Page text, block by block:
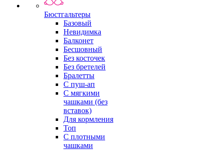
Бюстгальтеры
Базовый
Невидимка
Балконет
Бесшовный
Без косточек
Без бретелей
Бралетты
С пуш-ап
С мягкими
чашками (без
вставок)
Для кормления
Топ
С плотными
чашками